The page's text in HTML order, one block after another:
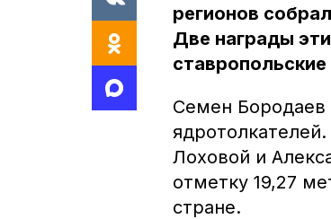
регионов
Две награды
Семен Бородаев
Лоховой и
отметку 19,27
стране.